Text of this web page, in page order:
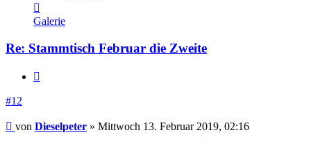
von
Dieselpeter
Galerie
Re: Stammtisch Februar die Zweite
#12
Beitrag
von Dieselpeter » Mittwoch 13. Februar 2019, 02:16